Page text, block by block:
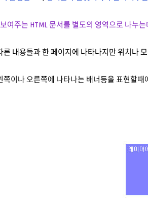
여주는 HTML 문서를 별도의 영역으로 나누
른 내용들과 한 페이지에 나타나지만 위치나
쪽이나 오른쪽에 나타나는 배너등을 표현할때